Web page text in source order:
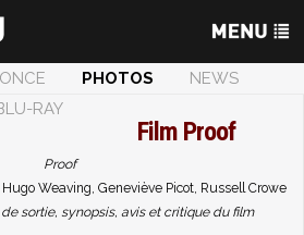
PHOTOS
NEWS
RAY
Film Proof
Proof
Weaving, Geneviève Picot, Russell Crowe
sortie, synopsis, avis et critique du film